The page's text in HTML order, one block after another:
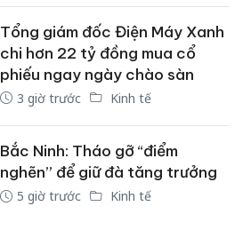
Tổng giám đốc Điện Máy Xanh
chi hơn 22 tỷ đồng mua cổ
phiếu ngay ngày chào sàn
3 giờ trước Kinh tế
Bắc Ninh: Tháo gỡ “điểm
nghẽn” để giữ đà tăng trưởng
5 giờ trước Kinh tế